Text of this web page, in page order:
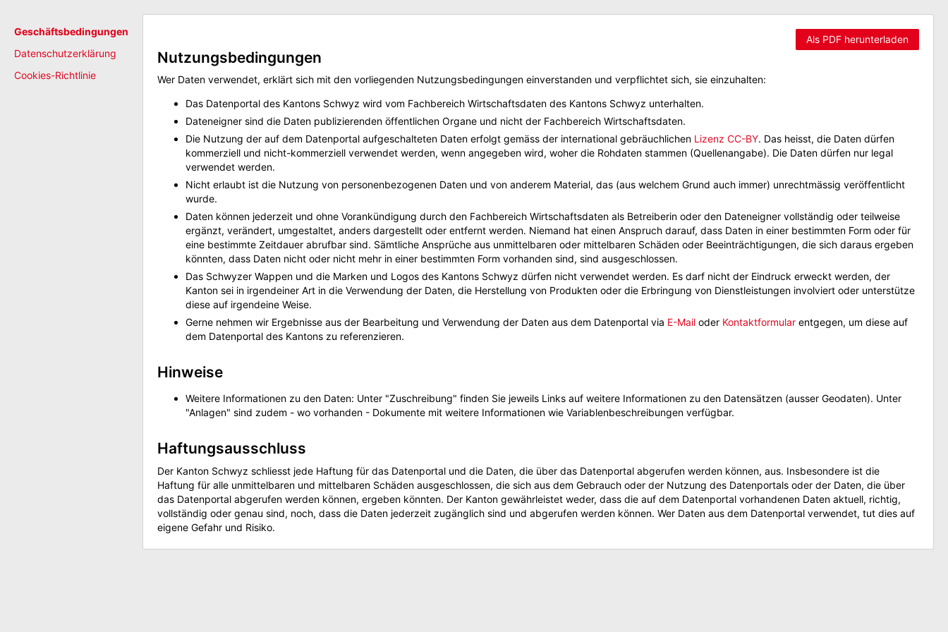
Geschäftsbedingungen
Datenschutzerklärung
Cookies-Richtlinie
Als PDF herunterladen
Nutzungsbedingungen
Wer Daten verwendet, erklärt sich mit den vorliegenden Nutzungsbedingungen einverstanden und verpflichtet sich, sie einzuhalten:
Das Datenportal des Kantons Schwyz wird vom Fachbereich Wirtschaftsdaten des Kantons Schwyz unterhalten.
Dateneigner sind die Daten publizierenden öffentlichen Organe und nicht der Fachbereich Wirtschaftsdaten.
Die Nutzung der auf dem Datenportal aufgeschalteten Daten erfolgt gemäss der international gebräuchlichen Lizenz CC-BY. Das heisst, die Daten dürfen
kommerziell und nicht-kommerziell verwendet werden, wenn angegeben wird, woher die Rohdaten stammen (Quellenangabe). Die Daten dürfen nur legal
verwendet werden.
Nicht erlaubt ist die Nutzung von personenbezogenen Daten und von anderem Material, das (aus welchem Grund auch immer) unrechtmässig veröffentlicht
wurde.
Daten können jederzeit und ohne Vorankündigung durch den Fachbereich Wirtschaftsdaten als Betreiberin oder den Dateneigner vollständig oder teilweise
ergänzt, verändert, umgestaltet, anders dargestellt oder entfernt werden. Niemand hat einen Anspruch darauf, dass Daten in einer bestimmten Form oder für
eine bestimmte Zeitdauer abrufbar sind. Sämtliche Ansprüche aus unmittelbaren oder mittelbaren Schäden oder Beeinträchtigungen, die sich daraus ergeben
könnten, dass Daten nicht oder nicht mehr in einer bestimmten Form vorhanden sind, sind ausgeschlossen.
Das Schwyzer Wappen und die Marken und Logos des Kantons Schwyz dürfen nicht verwendet werden. Es darf nicht der Eindruck erweckt werden, der
Kanton sei in irgendeiner Art in die Verwendung der Daten, die Herstellung von Produkten oder die Erbringung von Dienstleistungen involviert oder unterstütze
diese auf irgendeine Weise.
Gerne nehmen wir Ergebnisse aus der Bearbeitung und Verwendung der Daten aus dem Datenportal via E-Mail oder Kontaktformular entgegen, um diese auf
dem Datenportal des Kantons zu referenzieren.
Hinweise
Weitere Informationen zu den Daten: Unter "Zuschreibung" finden Sie jeweils Links auf weitere Informationen zu den Datensätzen (ausser Geodaten). Unter
"Anlagen" sind zudem - wo vorhanden - Dokumente mit weitere Informationen wie Variablenbeschreibungen verfügbar.
Haftungsausschluss
Der Kanton Schwyz schliesst jede Haftung für das Datenportal und die Daten, die über das Datenportal abgerufen werden können, aus. Insbesondere ist die
Haftung für alle unmittelbaren und mittelbaren Schäden ausgeschlossen, die sich aus dem Gebrauch oder der Nutzung des Datenportals oder der Daten, die über
das Datenportal abgerufen werden können, ergeben könnten. Der Kanton gewährleistet weder, dass die auf dem Datenportal vorhandenen Daten aktuell, richtig,
vollständig oder genau sind, noch, dass die Daten jederzeit zugänglich sind und abgerufen werden können. Wer Daten aus dem Datenportal verwendet, tut dies auf
eigene Gefahr und Risiko.